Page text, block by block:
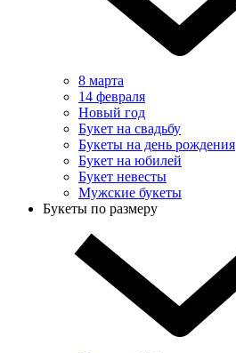
8 марта
14 февраля
Новый год
Букет на свадьбу
Букеты на день рождения
Букет на юбилей
Букет невесты
Мужские букеты
Букеты по размеру